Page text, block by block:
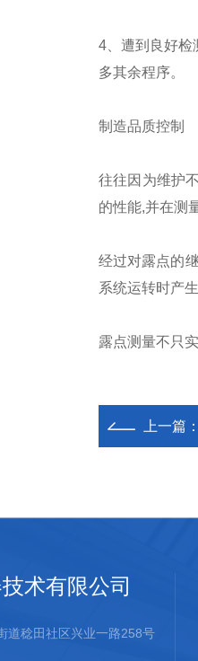
4、遭到良好检
多其余程序。
制造品质控制
往往因为维护
的性能,并在测
经过对露点的
系统运转时产
露点测量不只
上一篇：
术有限公司
道稔田社区兴业一路258号